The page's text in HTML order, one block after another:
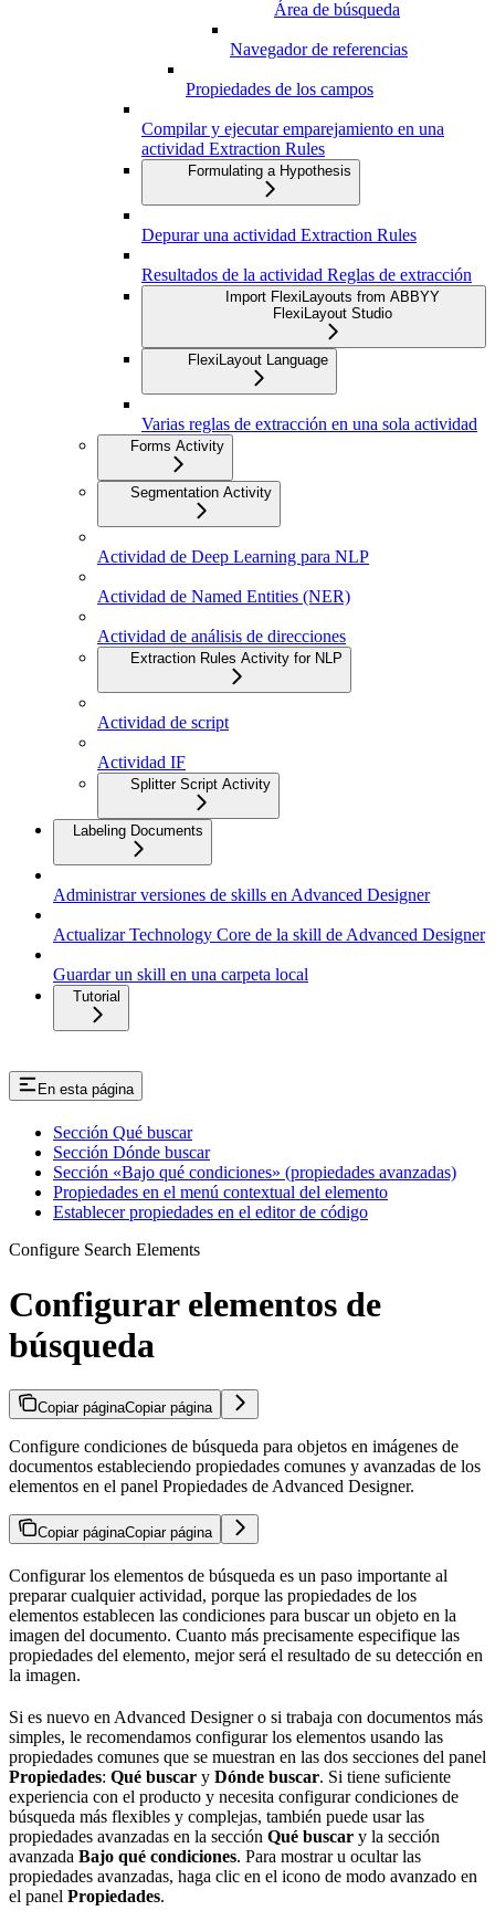
Área de búsqueda
Navegador de referencias
Propiedades de los campos
Compilar y ejecutar emparejamiento en una
actividad Extraction Rules
Formulating a Hypothesis
Depurar una actividad Extraction Rules
Resultados de la actividad Reglas de extracción
Import FlexiLayouts from ABBYY
FlexiLayout Studio
FlexiLayout Language
Varias reglas de extracción en una sola actividad
Forms Activity
Segmentation Activity
Actividad de Deep Learning para NLP
Actividad de Named Entities (NER)
Actividad de análisis de direcciones
Extraction Rules Activity for NLP
Actividad de script
Actividad IF
Splitter Script Activity
Labeling Documents
Administrar versiones de skills en Advanced Designer
Actualizar Technology Core de la skill de Advanced Designer
Guardar un skill en una carpeta local
Tutorial
En esta página
Sección Qué buscar
Sección Dónde buscar
Sección «Bajo qué condiciones» (propiedades avanzadas)
Propiedades en el menú contextual del elemento
Establecer propiedades en el editor de código
Configure Search Elements
Configurar elementos de
búsqueda
Copiar páginaCopiar página
Configure condiciones de búsqueda para objetos en imágenes de
documentos estableciendo propiedades comunes y avanzadas de los
elementos en el panel Propiedades de Advanced Designer.
Copiar páginaCopiar página
Configurar los elementos de búsqueda es un paso importante al
preparar cualquier actividad, porque las propiedades de los
elementos establecen las condiciones para buscar un objeto en la
imagen del documento. Cuanto más precisamente especifique las
propiedades del elemento, mejor será el resultado de su detección en
la imagen.
Si es nuevo en Advanced Designer o si trabaja con documentos más
simples, le recomendamos configurar los elementos usando las
propiedades comunes que se muestran en las dos secciones del panel
Propiedades: Qué buscar y Dónde buscar. Si tiene suficiente
experiencia con el producto y necesita configurar condiciones de
búsqueda más flexibles y complejas, también puede usar las
propiedades avanzadas en la sección Qué buscar y la sección
avanzada Bajo qué condiciones. Para mostrar u ocultar las
propiedades avanzadas, haga clic en el icono de modo avanzado en
el panel Propiedades.